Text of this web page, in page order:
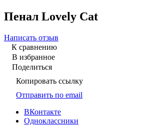
Пенал Lovely Cat
Написать отзыв
К сравнению
В избранное
Поделиться
Копировать ссылку
Отправить по email
ВКонтакте
Одноклассники